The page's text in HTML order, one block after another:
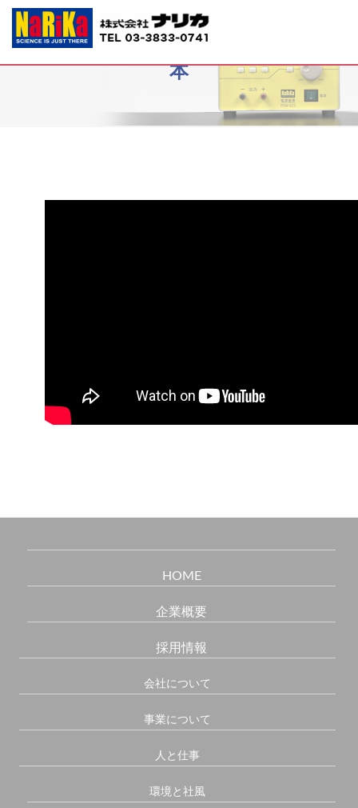
L55-5511-01、-02 プラ封入昆虫標
本
HOME
企業概要
採用情報
会社について
事業について
人と仕事
環境と社風